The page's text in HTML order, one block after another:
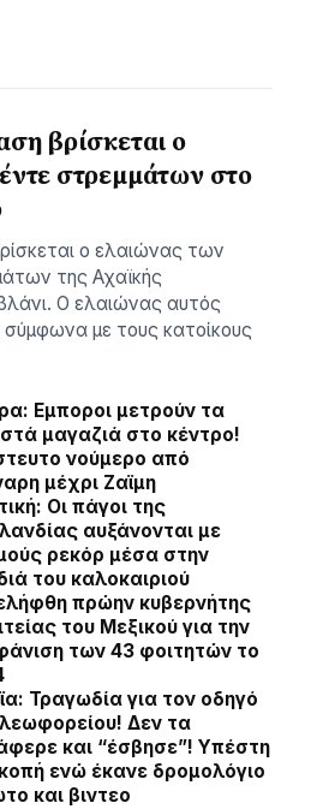
βρίσκεται ο
στρεμμάτων στο
ο ελαιώνας των
της Αχαϊκής
Ο ελαιώνας αυτός
με τους κατοίκους
Εμποροι μετρούν τα
μαγαζιά στο κέντρο!
νούμερο από
μέχρι Ζαϊμη
Οι πάγοι της
αυξάνονται με
ρεκόρ μέσα στην
του καλοκαιριού
πρώην κυβερνήτης
του Μεξικού για την
των 43 φοιτητών το
Τραγωδία για τον οδηγό
Δεν τα
και “έσβησε”! Υπέστη
ενώ έκανε δρομολόγιο
και βιντεο